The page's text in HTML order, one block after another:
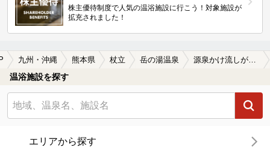
株主優待制度で人気の温浴施設に行こう！対象施設が
拡充されました！
九州・沖縄 熊本県 杖立 岳の湯温泉
温浴施設を探す
エリアから探す